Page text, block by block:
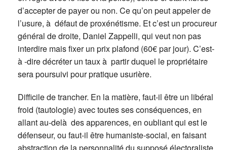
d’accepter de payer ou non. Ce qu’on peut appeler de
l’usure, à défaut de proxénétisme. Et c’est un procureur
général de droite, Daniel Zappelli, qui veut non pas
interdire mais fixer un prix plafond (60€ par jour). C’est-
à -dire décréter un taux à partir duquel le propriétaire
sera poursuivi pour pratique usurière.
Difficile de trancher. En la matière, faut-il être un libéral
froid (tautologie) avec toutes ses conséquences, en
allant au-delà des apparences, en oubliant qui est le
défenseur, ou faut-il être humaniste-social, en faisant
abstraction de la personnalité du supposé électoraliste